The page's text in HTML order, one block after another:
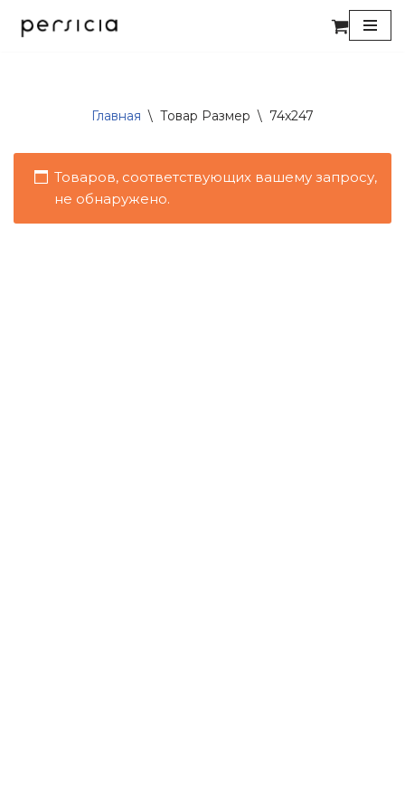
Главная \ Товар Размер \ 74x247
Товаров, соответствующих вашему запросу,
не обнаружено.